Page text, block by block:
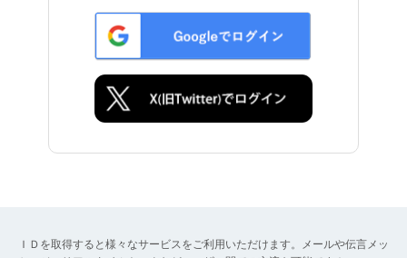
ＩＤを取得すると様々なサービスをご利用いただけます。メールや伝言メッ